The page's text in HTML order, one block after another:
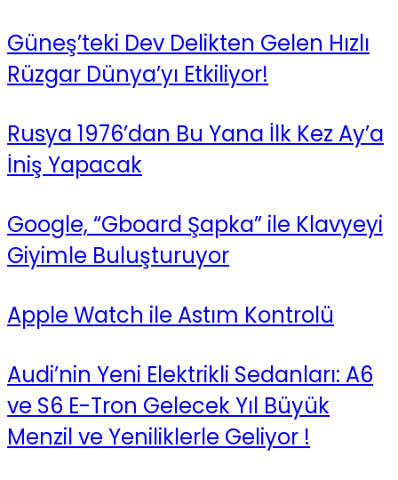
Güneş’teki Dev Delikten Gelen Hızlı
Rüzgar Dünya’yı Etkiliyor!
Rusya 1976’dan Bu Yana İlk Kez Ay’a
İniş Yapacak
Google, “Gboard Şapka” ile Klavyeyi
Giyimle Buluşturuyor
Apple Watch ile Astım Kontrolü
Audi’nin Yeni Elektrikli Sedanları: A6
ve S6 E-Tron Gelecek Yıl Büyük
Menzil ve Yeniliklerle Geliyor !